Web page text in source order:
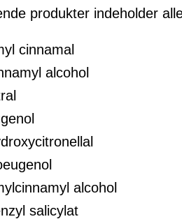
produkter indeholder
cinnamal
alcohol
alcohol
salicylat